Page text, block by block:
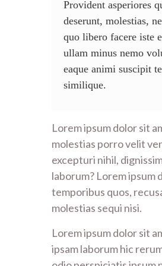
Provident asperiores
deserunt, molestias,
quo libero facere iste
ullam minus nemo
eaque animi suscipit
similique.
Lorem ipsum dolor sit
molestias porro velit
excepturi nihil,
laborum? Lorem
temporibus quos,
molestias sequi nisi.
Lorem ipsum dolor sit
ipsam laborum hic